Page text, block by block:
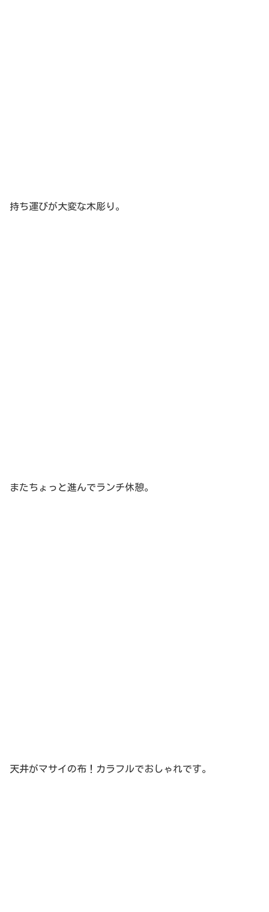
持ち運びが大変な木彫り。
またちょっと進んでランチ休憩。
天井がマサイの布！カラフルでおしゃれです。